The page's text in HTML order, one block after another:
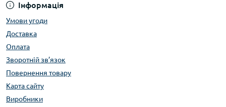
Інформація
Умови угоди
Доставка
Оплата
Зворотній зв’язок
Повернення товару
Карта сайту
Виробники